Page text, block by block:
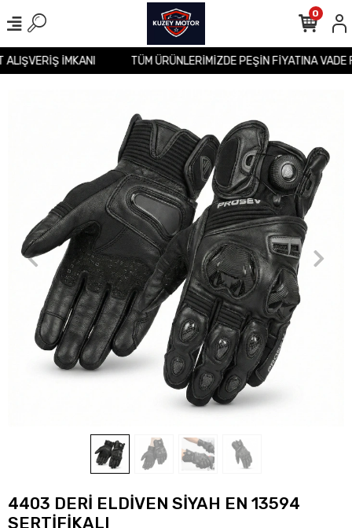
ALIŞVERİŞ İMKANI TÜM ÜRÜNLERİMİZDE PEŞİN FİYATINA
0
4403 DERİ ELDİVEN SİYAH EN 13594
SERTİFİKALI